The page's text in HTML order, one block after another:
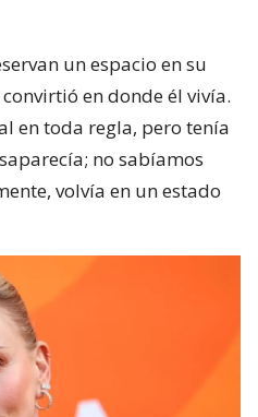
un espacio en su
en donde él vivía.
en toda regla, pero tenía
no sabíamos
volvía en un estado